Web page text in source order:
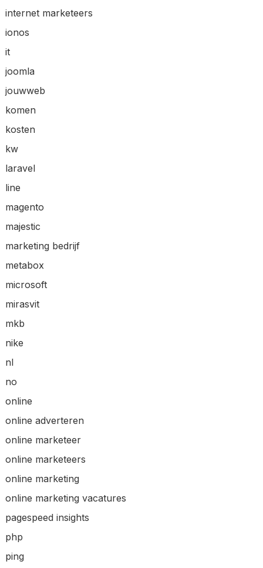
internet marketeers
ionos
it
joomla
jouwweb
komen
kosten
kw
laravel
line
magento
majestic
marketing bedrijf
metabox
microsoft
mirasvit
mkb
nike
nl
no
online
online adverteren
online marketeer
online marketeers
online marketing
online marketing vacatures
pagespeed insights
php
ping